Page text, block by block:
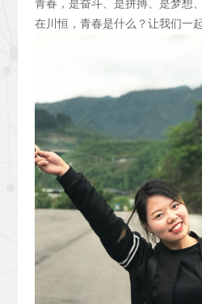
青春，是奋斗、是拼搏、是梦
在川恒，青春是什么？让我们一